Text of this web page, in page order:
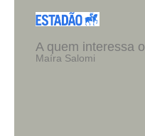
A quem interessa
Maíra Salomi